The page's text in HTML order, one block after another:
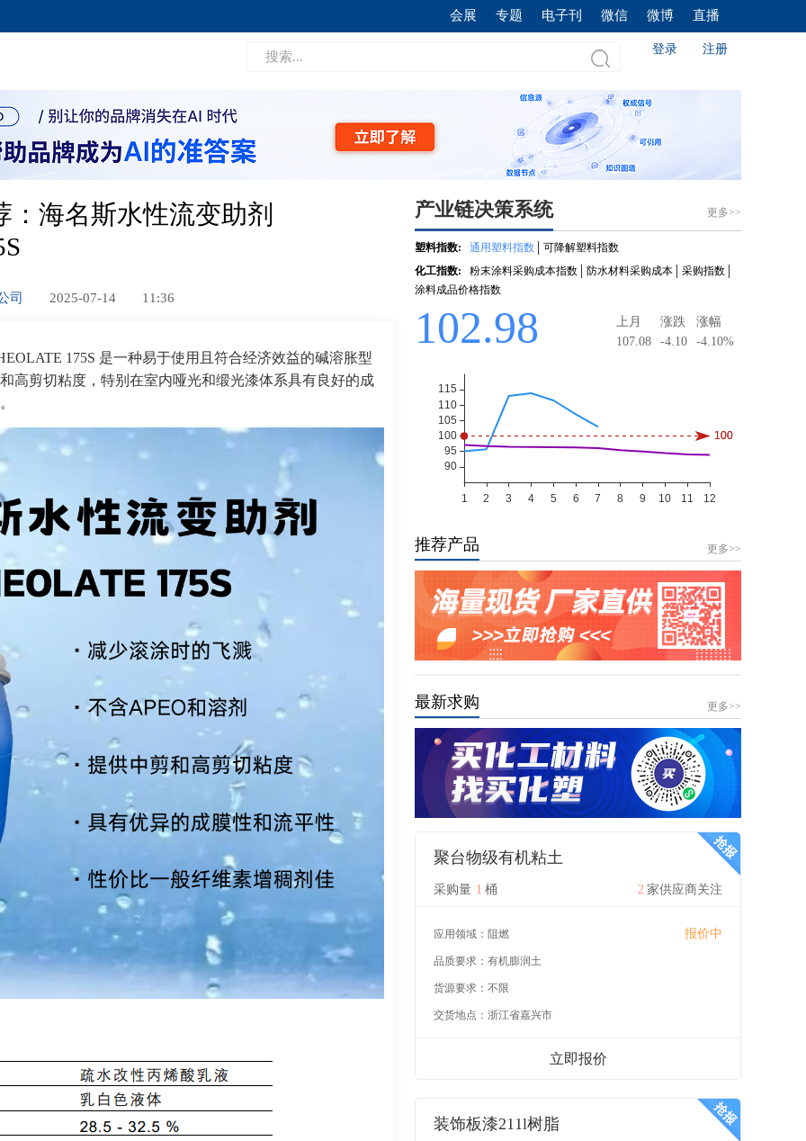
会展 专题 电子刊 微信 微博 直播
登录 注册
海名斯水性流变助剂
司 2025-07-14 11:36
175S 是一种易于使用且符合经济效益的碱溶胀型
高剪切粘度，特别在室内哑光和缎光漆体系具有良好的成
推荐产品 更多>>
最新求购 更多>>
聚台物级有机粘土
采购量 1 桶 2 家供应商关注
应用领域： 阻燃 报价中
品质要求： 有机膨润土
货源要求： 不限
交货地点： 浙江省嘉兴市
立即报价
装饰板漆211l树脂